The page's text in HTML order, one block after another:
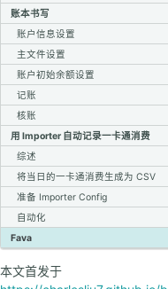
账本书写
账户信息设置
主文件设置
账户初始余额设置
记账
核账
用 Importer 自动记录一卡通消费
综述
将当日的一卡通消费生成为 CSV
准备 Importer Config
自动化
Fava
本文首发于